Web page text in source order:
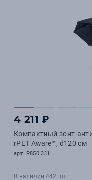
4 211 ₽
Компактный зонт-
rPET Aware™, d120 см
арт. P850.331
В наличии 442 шт.